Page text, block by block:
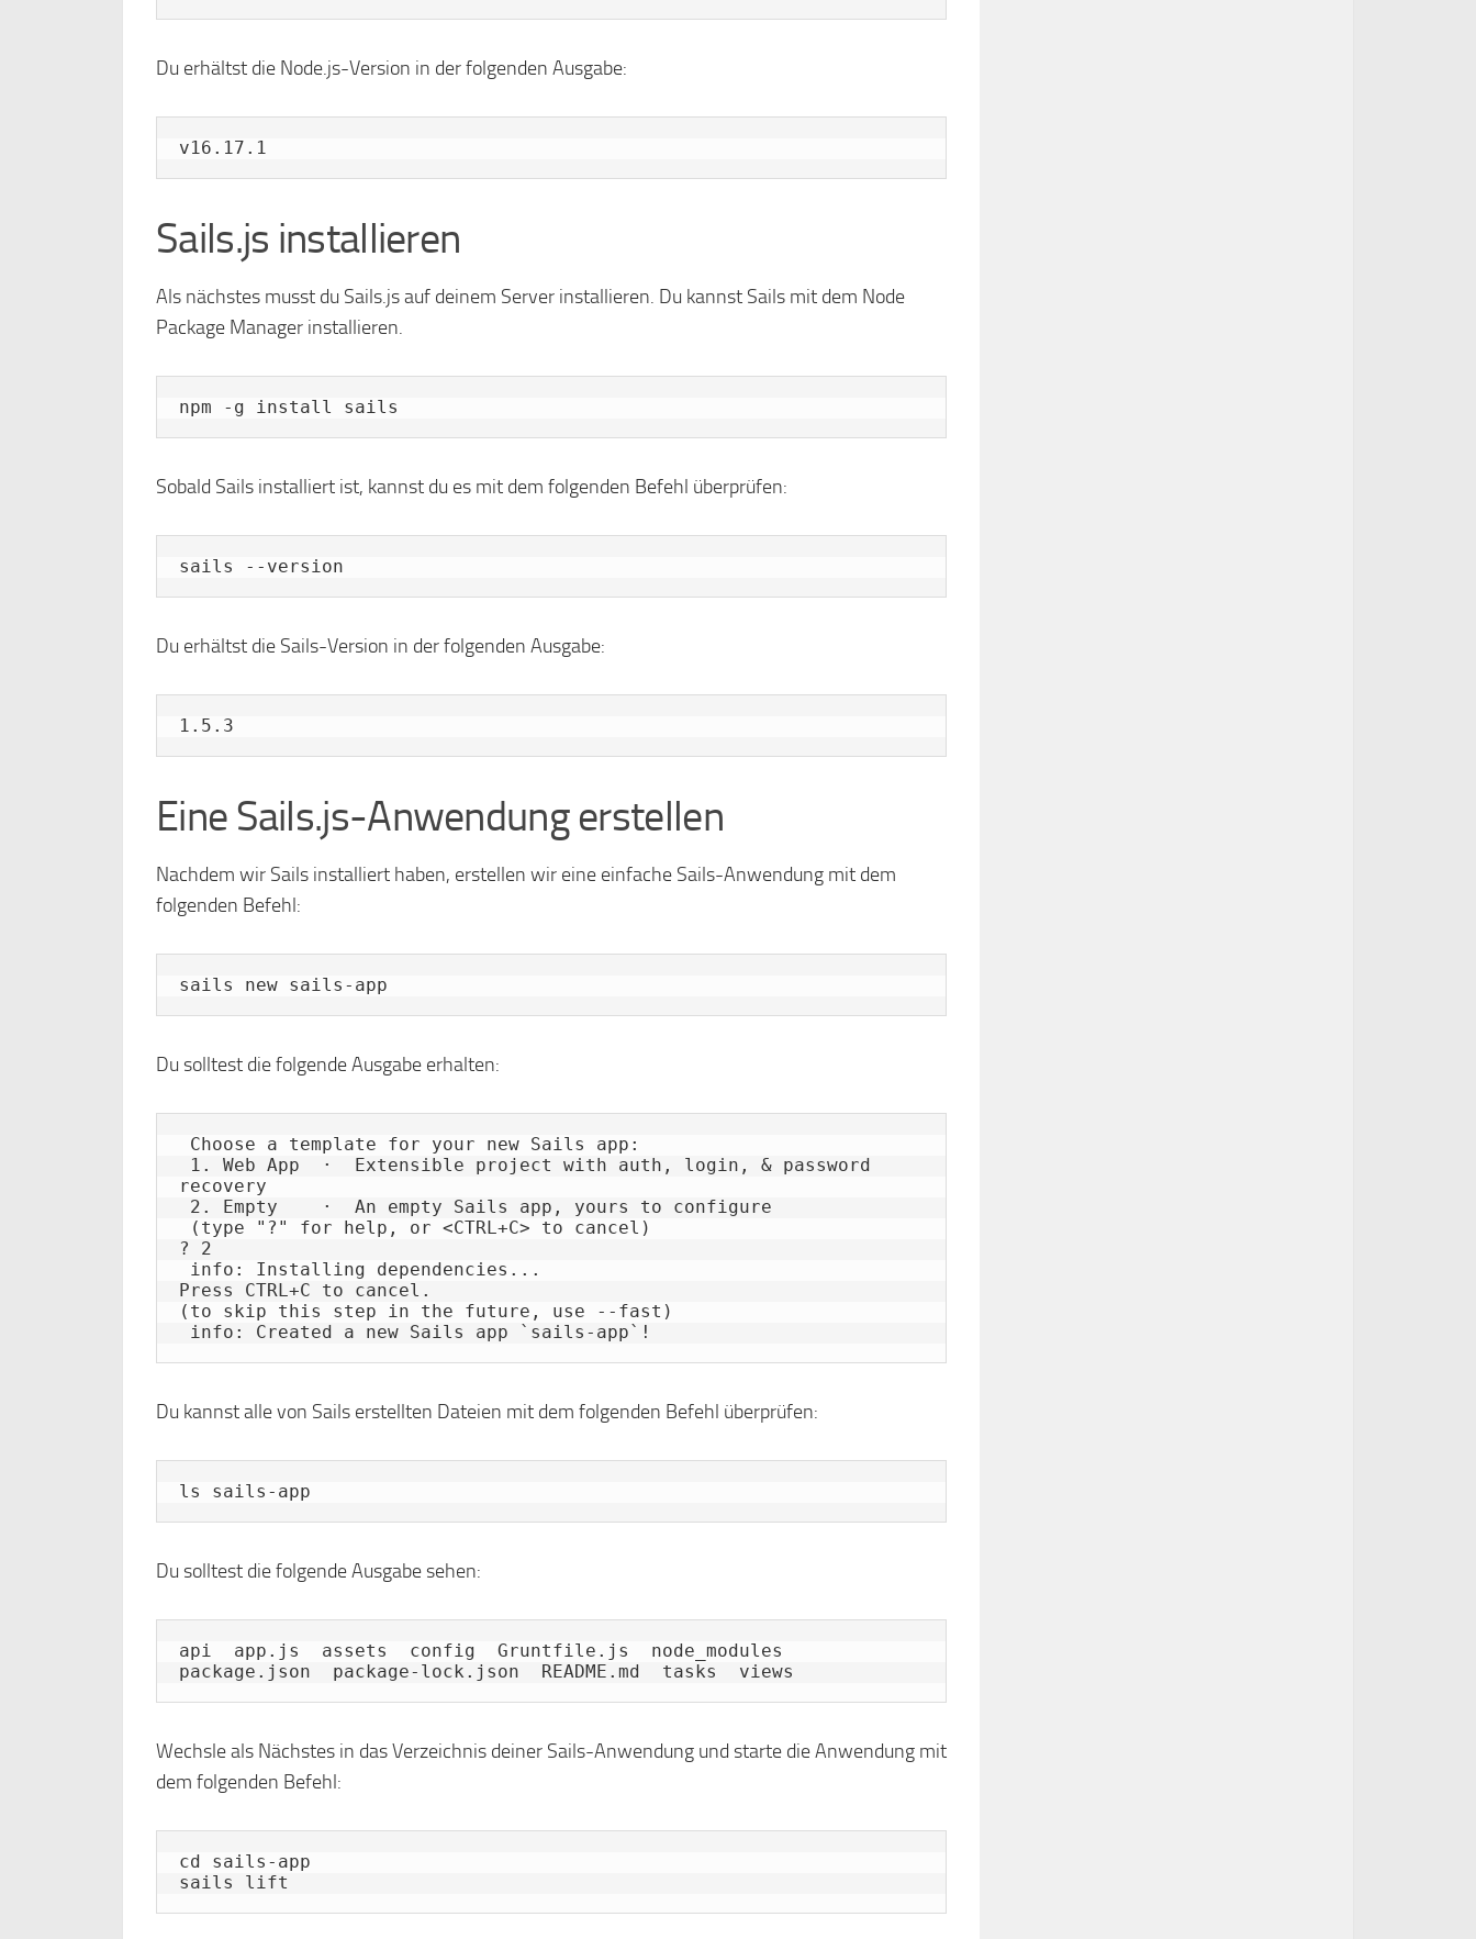
Du erhältst die Node.js-Version in der folgenden Ausgabe:
Sails.js installieren
Als nächstes musst du Sails.js auf deinem Server installieren. Du kannst Sails mit dem Node
Package Manager installieren.
npm -g install sails
Sobald Sails installiert ist, kannst du es mit dem folgenden Befehl überprüfen:
sails --version
Du erhältst die Sails-Version in der folgenden Ausgabe:
Eine Sails.js-Anwendung erstellen
Nachdem wir Sails installiert haben, erstellen wir eine einfache Sails-Anwendung mit dem
folgenden Befehl:
sails new sails-app
Du solltest die folgende Ausgabe erhalten:
recovery
? 2
Press CTRL+C to cancel.
(to skip this step in the future, use --fast)
Du kannst alle von Sails erstellten Dateien mit dem folgenden Befehl überprüfen:
ls sails-app
Du solltest die folgende Ausgabe sehen:
api  app.js  assets  config  Gruntfile.js  node_modules
Wechsle als Nächstes in das Verzeichnis deiner Sails-Anwendung und starte die Anwendung mit
dem folgenden Befehl:
cd sails-app
sails lift